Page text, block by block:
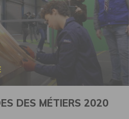
DES MÉTIERS 2020